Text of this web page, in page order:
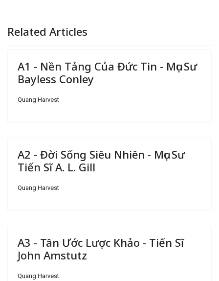
Related Articles
A1 - Nền Tảng Của Đức Tin - Mục Sư
Bayless Conley
Quang Harvest
A2 - Đời Sống Siêu Nhiên - Mục Sư
Tiến Sĩ A. L. Gill
Quang Harvest
A3 - Tân Ước Lược Khảo - Tiến Sĩ
John Amstutz
Quang Harvest